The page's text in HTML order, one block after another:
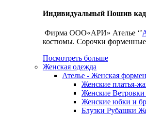
Индивидуальный Пошив
Фирма ООО«АРИ» Ателье ‘’
костюмы. Сорочки
Посмотреть больше
Женская одежда
Ателье - Женская
Женские платья-
Женские
Женские юбки и
Блузки Рубашки